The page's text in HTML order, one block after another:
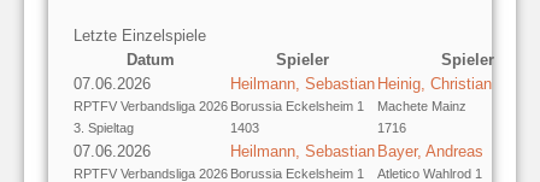
Letzte Einzelspiele
Datum
Spieler
Spieler
07.06.2026
RPTFV Verbandsliga 2026
3. Spieltag
Heilmann, Sebastian
Borussia Eckelsheim 1
1403
Heinig, Christian
Machete Mainz
1716
07.06.2026
RPTFV Verbandsliga 2026
Heilmann, Sebastian
Borussia Eckelsheim 1
Bayer, Andreas
Atletico Wahlrod 1